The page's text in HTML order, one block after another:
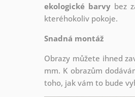
ekologické barvy bez
kteréhokoliv pokoje.
Snadná montáž
Obrazy můžete ihned
mm. K obrazům
toho, jak vám to bude